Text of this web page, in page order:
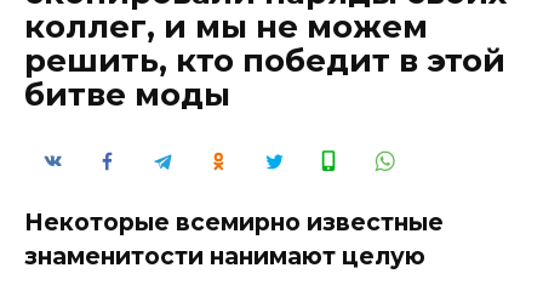
коллег, и мы не можем
решить, кто победит в этой
битве моды
Некоторые всемирно известные
знаменитости нанимают целую